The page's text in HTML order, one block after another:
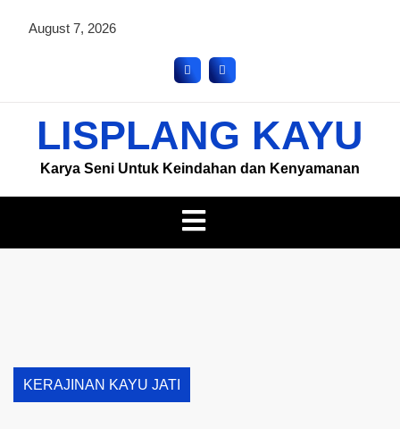
August 7, 2026
LISPLANG KAYU
Karya Seni Untuk Keindahan dan Kenyamanan
KERAJINAN KAYU JATI